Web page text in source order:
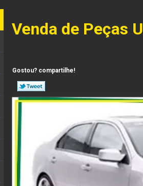
Venda de Peças
Gostou? compartilhe!